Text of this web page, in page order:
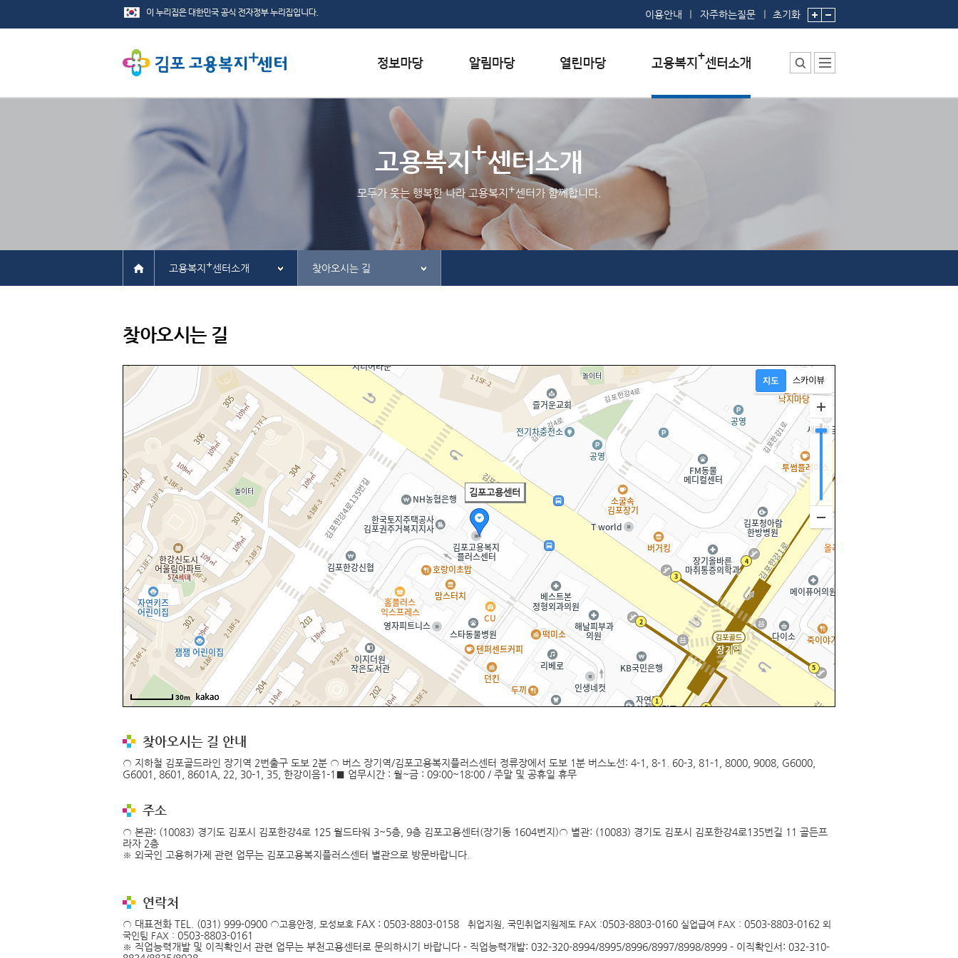
이용안내 자주하는질문 초기화
서식자료실
채용정보
인재정보
관련사이트
행사일정
공지사항
홍보/보도자료실
간행물
자주하는 질문
질문하기
칭찬하기
불친절 신고하기
센터소장 인사말
센터에서 하는 일
부서 및 직원소개
시설안내
시설예약
찾아오시는 길
고용복지+센터소개
모두가 웃는 행복한 나라 고용복지 +센터가 함께합니다.
고용복지 +센터소개 찾아오시는 길
찾아오시는 길
김포고용센터
30m
찾아오시는 길 안내
○ 지하철 김포골드라인 장기역 2번출구 도보 2분 ○ 버스 장기역/김포고용복지플러스센터 정류장에서 도보 1분 버스노선: 4-1, 8-1. 60-3, 81-1, 8000, 9008, G6000,
G6001, 8601, 8601A, 22, 30-1, 35, 한강이음1-1■ 업무시간 : 월~금 : 09:00~18:00 / 주말 및 공휴일 휴무
주소
○ 본관: (10083) 경기도 김포시 김포한강4로 125 월드타워 3~5층, 9층 김포고용센터(장기동 1604번지)○ 별관: (10083) 경기도 김포시 김포한강4로135번길 11 골든프
라자 2층
※ 외국인 고용허가제 관련 업무는 김포고용복지플러스센터 별관으로 방문바랍니다.
연락처
○ 대표전화 TEL. (031) 999-0900 ○고용안정, 모성보호 FAX : 0503-8803-0158 취업지원, 국민취업지원제도 FAX :0503-8803-0160 실업급여 FAX : 0503-8803-0162 외
국인팀 FAX : 0503-8803-0161
※ 직업능력개발 및 이직확인서 관련 업무는 부천고용센터로 문의하시기 바랍니다 - 직업능력개발: 032-320-8994/8995/8996/8997/8998/8999 - 이직확인서: 032-310-